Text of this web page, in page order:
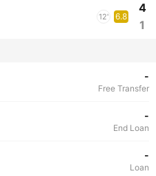
12' 6.8
4
1
-
Free Transfer
-
End Loan
-
Loan